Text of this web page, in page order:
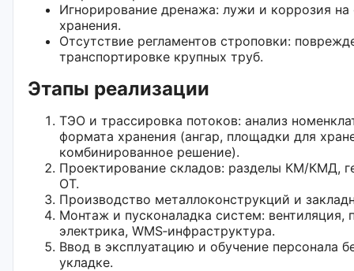
Игнорирование дренажа: лужи и коррозия
хранения.
Отсутствие регламентов строповки:
транспортировке крупных труб.
Этапы реализации
ТЭО и трассировка потоков: анализ
формата хранения (ангар, площадки для
комбинированное решение).
Проектирование складов: разделы КМ/КМД,
ОТ.
Производство металлоконструкций и
Монтаж и пусконаладка систем: вентиляция,
электрика, WMS‑инфраструктура.
Ввод в эксплуатацию и обучение персонала
укладке.